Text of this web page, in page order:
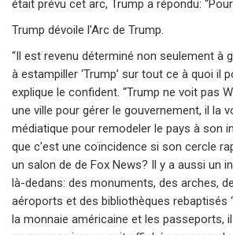
était prévu cet arc, Trump a répondu: “Pour
Trump dévoile l'Arc de Trump.
“Il est revenu déterminé non seulement à
à estampiller ‘Trump’ sur tout ce à quoi il
explique le confident. “Trump ne voit pas
une ville pour gérer le gouvernement, il la
médiatique pour remodeler le pays à son
que c'est une coïncidence si son cercle
un salon de de Fox News? Il y a aussi un
là-dedans: des monuments, des arches,
aéroports et des bibliothèques rebaptisés
la monnaie américaine et les passeports,